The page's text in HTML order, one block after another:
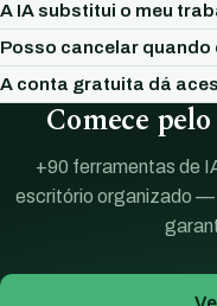
A IA substitui o meu
Posso cancelar quando
A conta gratuita dá
Comece
+90 ferramentas de
escritório organizado —